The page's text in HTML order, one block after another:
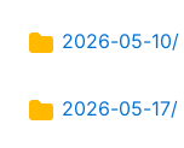
2026-05-10/
2026-05-17/